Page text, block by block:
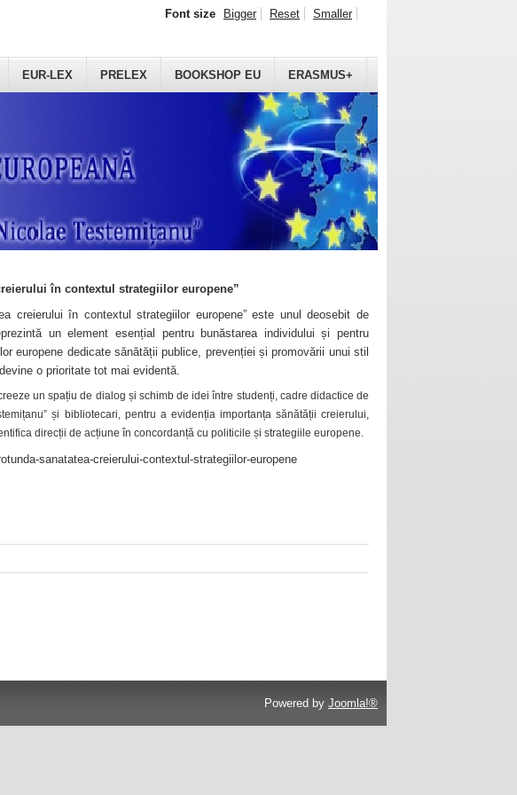
EUR-LEX PRELEX BOOKSHOP EU ERASMUS+
Font size Bigger Reset Smaller
în contextul strategiilor europene”
creierului în contextul strategiilor europene” este unul deosebit de
un element esențial pentru bunăstarea individului și pentru
europene dedicate sănătății publice, prevenției și promovării unui stil
o prioritate tot mai evidentă.
un spațiu de dialog și schimb de idei între studenți, cadre didactice de
și bibliotecari, pentru a evidenția importanța sănătății creierului,
direcții de acțiune în concordanță cu politicile și strategiile europene.
sanatatea-creierului-contextul-strategiilor-europene
Powered by Joomla!®